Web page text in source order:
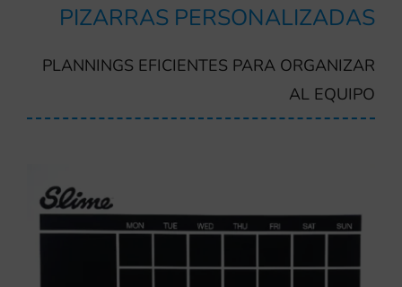
PIZARRAS PERSONALIZADAS
PLANNINGS EFICIENTES PARA ORGANIZAR
AL EQUIPO